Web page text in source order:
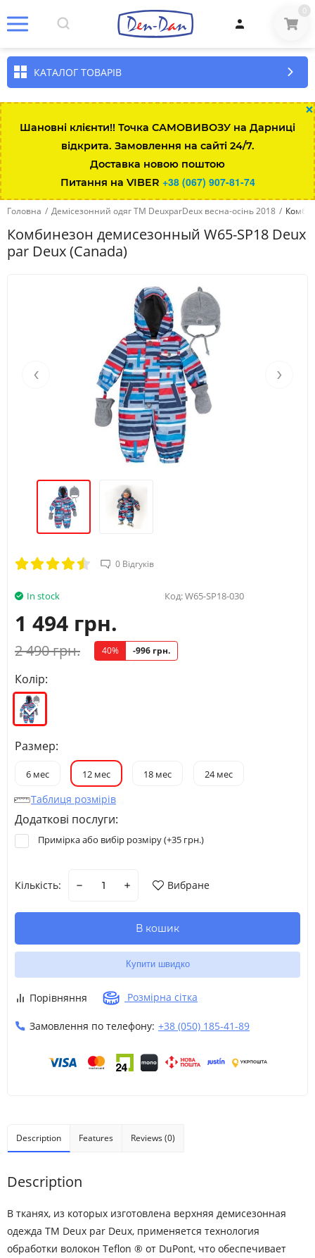
0
КАТАЛОГ ТОВАРІВ
×
Шановні клієнти!! Точка САМОВИВОЗУ на Дарниці
відкрита. Замовлення на сайті 24/7.
Доставка новою поштою
Питання на VIBER +38 (067) 907-81-74
Головна / Демісезонний одяг ТМ DeuxparDeux весна-осінь 2018 /
Комбинезон демисезонный W65-SP18 Deux
par Deux (Canada)
‹ ›
0 Відгуків
4Y
Зріст (А) 104/110
Обхват груди (B) 56
Талія (С) 52
62
In stock Код:W65-SP18-030
1 494 грн.
2 490 грн. 40% -996 грн.
Колір:
Размер:
6 мес 12 мес 18 мес 24 мес
Таблиця розмірів
Додаткові послуги:
Примірка або вибір розміру (+35 грн.)
Кількість: Вибране
В кошик
Купити швидко
Порівняння Розмірна сітка
Замовлення по телефону: +38 (050) 185-41-89
Description Features Reviews (0)
Description
В тканях, из которых изготовлена верхняя демисезонная
одежда ТМ Deux par Deux, применяется технология
обработки волокон Teflon ® от DuPont, что обеспечивает